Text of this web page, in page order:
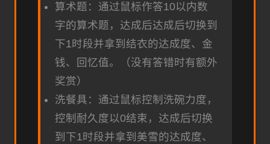
算术题：通过鼠标作答10以内数
字的算术题，达成后达成后切换到
下1时段并拿到结衣的达成度、金
钱、回忆值。（没有答错时有额外
奖赏）
洗餐具：通过鼠标控制洗碗力度，
控制耐久度以0结束，达成后切换
到下1时段并拿到美雪的达成度、